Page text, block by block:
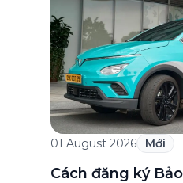
thường và hỗ trợ
01 August 2026 Mới
Cách đăng ký